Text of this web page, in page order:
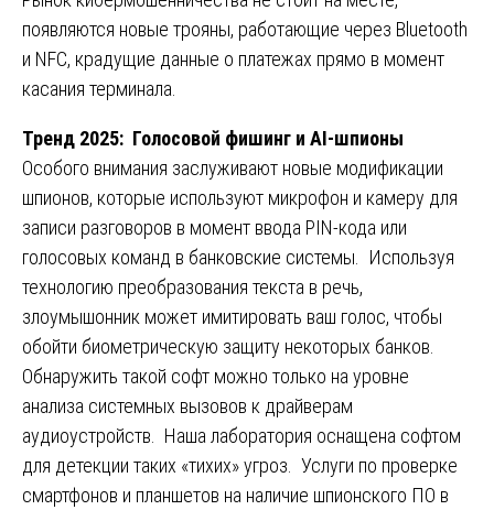
появляются новые трояны, работающие через Bluetooth
и NFC, крадущие данные о платежах прямо в момент
касания терминала.
Тренд 2025: Голосовой фишинг и AI-шпионы
Особого внимания заслуживают новые модификации
шпионов, которые используют микрофон и камеру для
записи разговоров в момент ввода PIN-кода или
голосовых команд в банковские системы. Используя
технологию преобразования текста в речь,
злоумышонник может имитировать ваш голос, чтобы
обойти биометрическую защиту некоторых банков.
Обнаружить такой софт можно только на уровне
анализа системных вызовов к драйверам
аудиоустройств. Наша лаборатория оснащена софтом
для детекции таких «тихих» угроз. Услуги по проверке
смартфонов и планшетов на наличие шпионского ПО в